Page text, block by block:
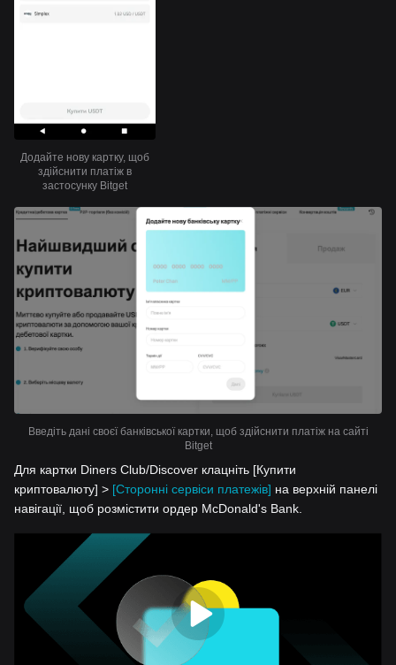
Додайте нову картку, щоб
здійснити платіж в
застосунку Bitget
Введіть дані своєї банківської картки, щоб здійснити платіж на сайті
Bitget
Для картки Diners Club/Discover клацніть [Купити
криптовалюту] > [Сторонні сервіси платежів] на верхній панелі
навігації, щоб розмістити ордер McDonald's Bank.